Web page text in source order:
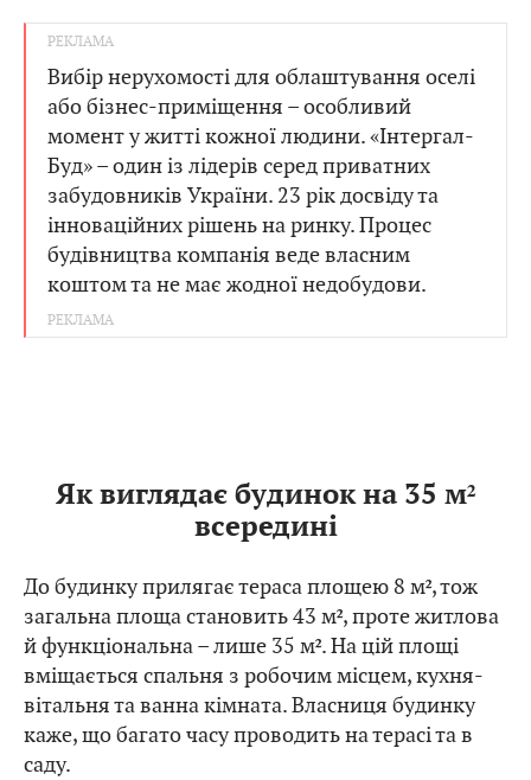
Вибір нерухомості для облаштування оселі
або бізнес-приміщення – особливий
момент у житті кожної людини. «Інтергал-
Буд» – один із лідерів серед приватних
забудовників України. 23 рік досвіду та
інноваційних рішень на ринку. Процес
будівництва компанія веде власним
коштом та не має жодної недобудови.
Як виглядає будинок на 35 м²
всередині
До будинку прилягає тераса площею 8 м², тож
загальна площа становить 43 м², проте житлова
й функціональна – лише 35 м². На цій площі
вміщається спальня з робочим місцем, кухня-
вітальня та ванна кімната. Власниця будинку
каже, що багато часу проводить на терасі та в
саду.